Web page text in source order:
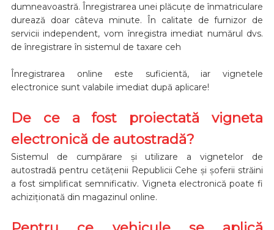
dumneavoastră. Înregistrarea unei plăcuțe de înmatriculare
durează doar câteva minute. În calitate de furnizor de
servicii independent, vom înregistra imediat numărul dvs.
de înregistrare în sistemul de taxare ceh
Înregistrarea online este suficientă, iar vignetele
electronice sunt valabile imediat după aplicare!
De ce a fost proiectată vigneta
electronică de autostradă?
Sistemul de cumpărare și utilizare a vignetelor de
autostradă pentru cetățenii Republicii Cehe și șoferii străini
a fost simplificat semnificativ. Vigneta electronică poate fi
achiziționată din magazinul online.